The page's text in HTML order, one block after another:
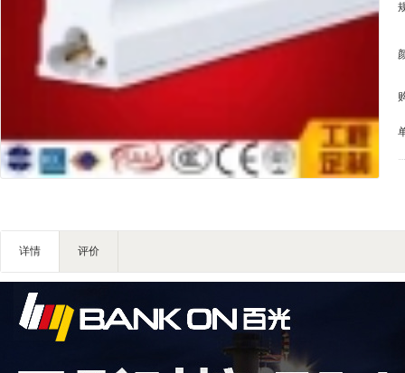
灯饰照明
家私家具
基础建材
户外营地
礼品团购
详情 评价